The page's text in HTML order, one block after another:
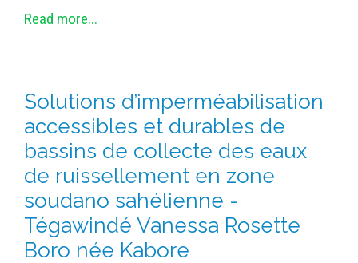
Read more...
Solutions d’imperméabilisation
accessibles et durables de
bassins de collecte des eaux
de ruissellement en zone
soudano sahélienne -
Tégawindé Vanessa Rosette
Boro née Kabore